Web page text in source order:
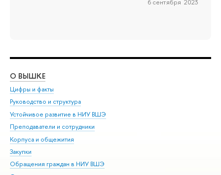
О ВЫШКЕ
Цифры и факты
Руководство и структура
Устойчивое развитие в НИУ ВШЭ
Преподаватели и сотрудники
Корпуса и общежития
Закупки
Обращения граждан в НИУ ВШЭ